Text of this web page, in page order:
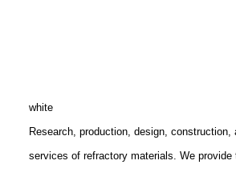
white
Research, production, design, construction,
services of refractory materials. We provide